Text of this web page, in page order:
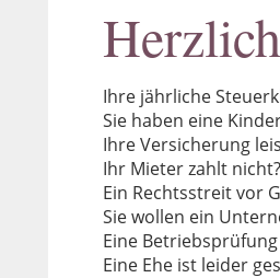
Ihre jährliche
Sie haben eine
Ihre Versicherung
Ihr Mieter zahlt nicht?
Ein Rechtsstreit vor
Sie wollen ein
Eine
Eine Ehe ist leider